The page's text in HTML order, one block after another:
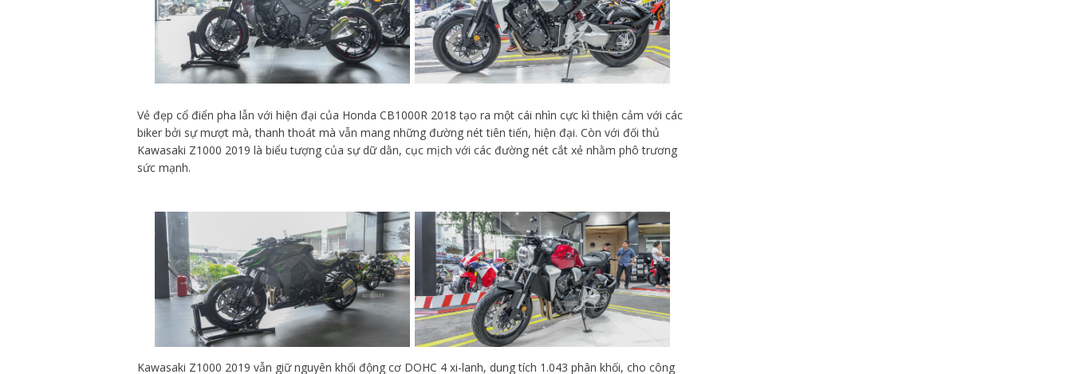
Vẻ đẹp cổ điển pha lẫn với hiện đại của Honda CB1000R 2018 tạo ra một cái nhìn cực kì thiện cảm với các
biker bởi sự mượt mà, thanh thoát mà vẫn mang những đường nét tiên tiến, hiện đại. Còn với đối thủ
Kawasaki Z1000 2019 là biểu tượng của sự dữ dằn, cục mịch với các đường nét cắt xẻ nhằm phô trương
sức mạnh.
Kawasaki Z1000 2019 vẫn giữ nguyên khối động cơ DOHC 4 xi-lanh, dung tích 1.043 phân khối, cho công